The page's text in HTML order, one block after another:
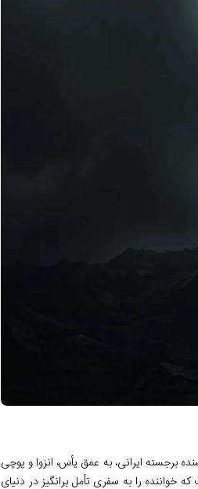
نویسنده برجسته ایرانی، به عمق یأس، انزوا و پوچی
خواننده را به سفری تأمل برانگیز در دنیای